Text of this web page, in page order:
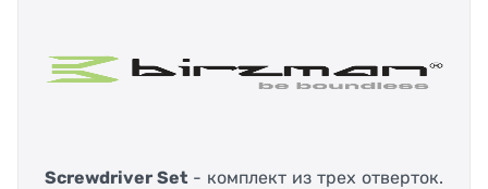
Screwdriver Set - комплект из трех отверток.